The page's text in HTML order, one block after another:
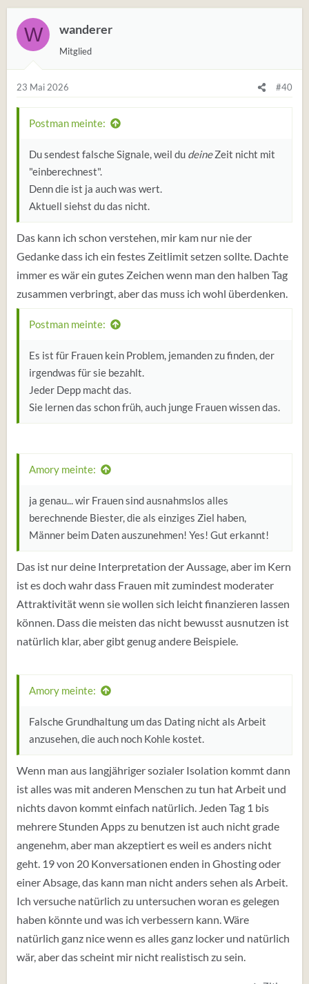
überhaupt in Frage käme. Ich finde es immer etwas
unsympathisch, wenn man schon gleich zu Beginn an
quasi völlig Fremde solche Ansprüche stellt und sich
finanzieren lässt. Aber das empfindet ja auch jeder
r
t
u
n
e
n
W wanderer
Mitglied
23 Mai 2026 #40
Postman meinte:
Du sendest falsche Signale, weil du deineZeit nicht mit
"einberechnest".
Denn die ist ja auch was wert.
Aktuell siehst du das nicht.
Das kann ich schon verstehen, mir kam nur nie der
Gedanke dass ich ein festes Zeitlimit setzen sollte. Dachte
immer es wär ein gutes Zeichen wenn man den halben Tag
zusammen verbringt, aber das muss ich wohl überdenken.
Postman meinte:
Es ist für Frauen kein Problem, jemanden zu finden, der
irgendwas für sie bezahlt.
Jeder Depp macht das.
Sie lernen das schon früh, auch junge Frauen wissen das.
Amory meinte:
ja genau... wir Frauen sind ausnahmslos alles
berechnende Biester, die als einziges Ziel haben,
Männer beim Daten auszunehmen! Yes! Gut erkannt!
Das ist nur deine Interpretation der Aussage, aber im Kern
ist es doch wahr dass Frauen mit zumindest moderater
Attraktivität wenn sie wollen sich leicht finanzieren lassen
können. Dass die meisten das nicht bewusst ausnutzen ist
natürlich klar, aber gibt genug andere Beispiele.
Amory meinte:
Falsche Grundhaltung um das Dating nicht als Arbeit
anzusehen, die auch noch Kohle kostet.
Wenn man aus langjähriger sozialer Isolation kommt dann
ist alles was mit anderen Menschen zu tun hat Arbeit und
nichts davon kommt einfach natürlich. Jeden Tag 1 bis
mehrere Stunden Apps zu benutzen ist auch nicht grade
angenehm, aber man akzeptiert es weil es anders nicht
geht. 19 von 20 Konversationen enden in Ghosting oder
einer Absage, das kann man nicht anders sehen als Arbeit.
Ich versuche natürlich zu untersuchen woran es gelegen
haben könnte und was ich verbessern kann. Wäre
natürlich ganz nice wenn es alles ganz locker und natürlich
wär, aber das scheint mir nicht realistisch zu sein.